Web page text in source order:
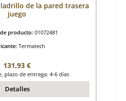
de la pared trasera
juego
producto: 01072481
Termatech
Precio normal:
131,93 €
plazo de entrega: 4-6 días
Detalles